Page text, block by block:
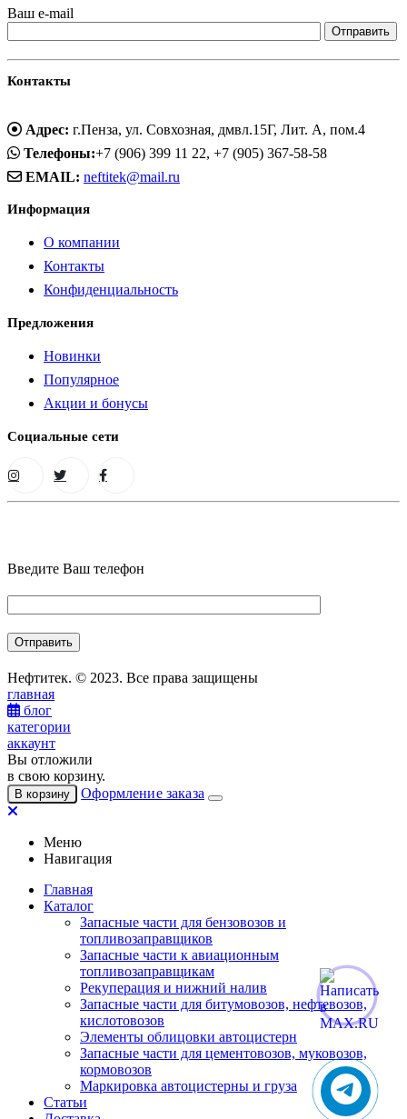
Ваш e-mail
Контакты
Адрес: г.Пенза, ул. Совхозная, дмвл.15Г, Лит. А, пом.4
Телефоны:+7 (906) 399 11 22, +7 (905) 367-58-58
EMAIL: neftitek@mail.ru
Информация
О компании
Контакты
Конфиденциальность
Предложения
Новинки
Популярное
Акции и бонусы
Социальные сети
Введите Ваш телефон
Нефтитек. © 2023. Все права защищены
главная
блог
категории
аккаунт
Вы отложили
в свою корзину.
В корзину Оформление заказа
Меню
Навигация
Главная
Каталог
Запасные части для бензовозов и
топливозаправщиков
Запасные части к авиационным
топливозаправщикам
Рекуперация и нижний налив
Запасные части для битумовозов, нефтевозов,
кислотовозов
Элементы облицовки автоцистерн
Запасные части для цементовозов, муковозов,
кормовозов
Маркировка автоцистерны и груза
Статьи